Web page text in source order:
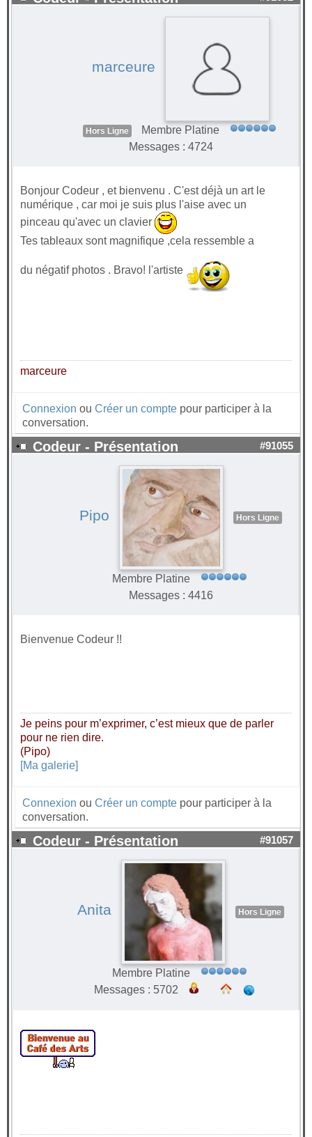
marceure
Hors Ligne
Membre Platine
Messages : 4724
Bonjour Codeur , et bienvenu . C'est déjà un art le
numérique , car moi je suis plus l'aise avec un
pinceau qu'avec un clavier
Tes tableaux sont magnifique ,cela ressemble a
du négatif photos . Bravo! l'artiste
marceure
Connexion ou Créer un compte pour participer à la
conversation.
Codeur - Présentation #91055
Pipo Hors Ligne
Membre Platine
Messages : 4416
Bienvenue Codeur !!
Je peins pour m’exprimer, c’est mieux que de parler
pour ne rien dire.
(Pipo)
[Ma galerie]
Connexion ou Créer un compte pour participer à la
conversation.
Codeur - Présentation #91057
Anita Hors Ligne
Membre Platine
Messages : 5702